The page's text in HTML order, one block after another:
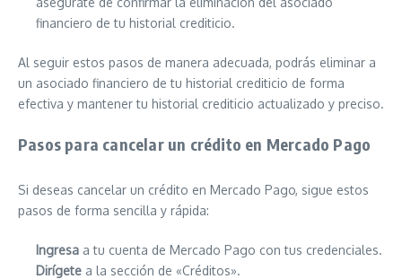
financiero de tu historial crediticio.
Al seguir estos pasos de manera adecuada, podrás eliminar a
un asociado financiero de tu historial crediticio de forma
efectiva y mantener tu historial crediticio actualizado y preciso.
Pasos para cancelar un crédito en Mercado Pago
Si deseas cancelar un crédito en Mercado Pago, sigue estos
pasos de forma sencilla y rápida:
Ingresa a tu cuenta de Mercado Pago con tus credenciales.
Dirígete a la sección de «Créditos».